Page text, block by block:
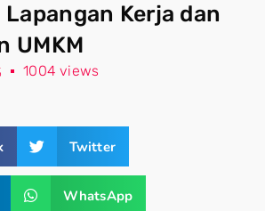
Kerja dan
UMKM
1004 views
Twitter
WhatsApp